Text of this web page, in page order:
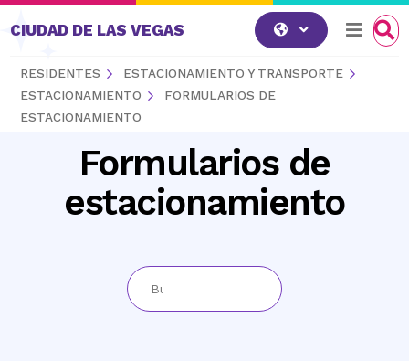
Saltar al contenido
CIUDAD DE LAS VEGAS
RESIDENTES
ESTACIONAMIENTO Y TRANSPORTE
ESTACIONAMIENTO
FORMULARIOS DE
ESTACIONAMIENTO
Formularios de
estacionamiento